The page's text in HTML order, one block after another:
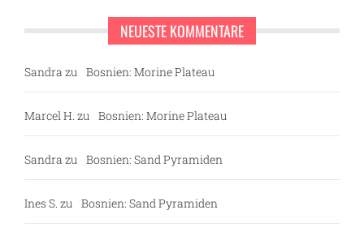
NEUESTE KOMMENTARE
Sandra zu Bosnien: Morine Plateau
Marcel H. zu Bosnien: Morine Plateau
Sandra zu Bosnien: Sand Pyramiden
Ines S. zu Bosnien: Sand Pyramiden